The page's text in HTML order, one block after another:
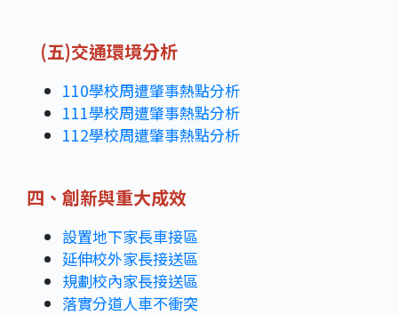
(五)交通環境分析
110學校周遭肇事熱點分析
111學校周遭肇事熱點分析
112學校周遭肇事熱點分析
四、創新與重大成效
設置地下家長車接區
延伸校外家長接送區
規劃校內家長接送區
落實分道人車不衝突